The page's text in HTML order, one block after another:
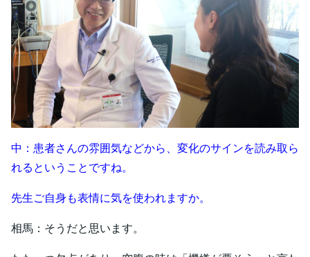
中：患者さんの雰囲気などから、変化のサインを読み取ら
れるということですね。
先生ご自身も表情に気を使われますか。
相馬：そうだと思います。